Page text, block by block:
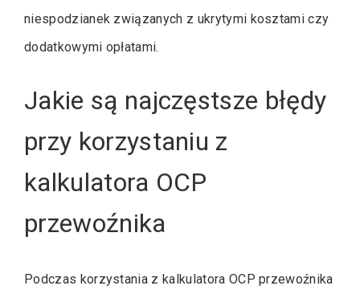
niespodzianek związanych z ukrytymi kosztami czy
dodatkowymi opłatami.
Jakie są najczęstsze błędy
przy korzystaniu z
kalkulatora OCP
przewoźnika
Podczas korzystania z kalkulatora OCP przewoźnika